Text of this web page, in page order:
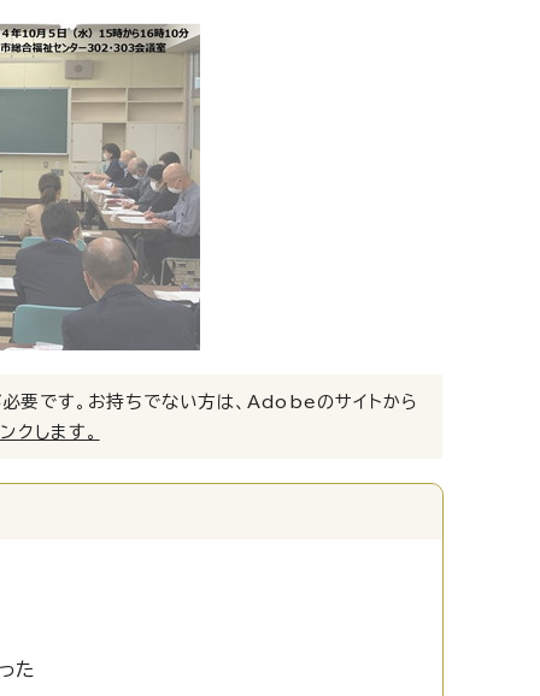
要です。お持ちでない方は、Adobeのサイトから
クします。
た